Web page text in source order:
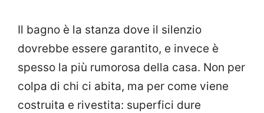
Il bagno è la stanza dove il silenzio
dovrebbe essere garantito, e invece è
spesso la più rumorosa della casa. Non per
colpa di chi ci abita, ma per come viene
costruita e rivestita: superfici dure